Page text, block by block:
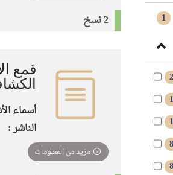
2 نسخ
قمع
أسماء
الناشر :
مزيد من المعلومات
1
8
8